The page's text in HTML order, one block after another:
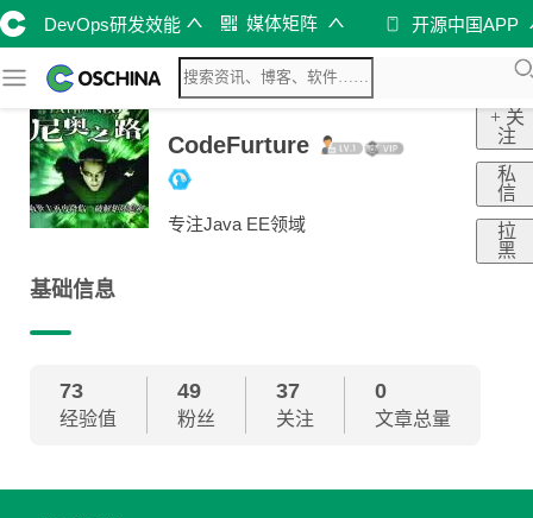
DevOps研发效能 媒体矩阵 开源中国APP
CodeFurture
专注Java EE领域
+ 关
注
私
信
拉
黑
基础信息
73
经验值
49
粉丝
37
关注
0
文章总量